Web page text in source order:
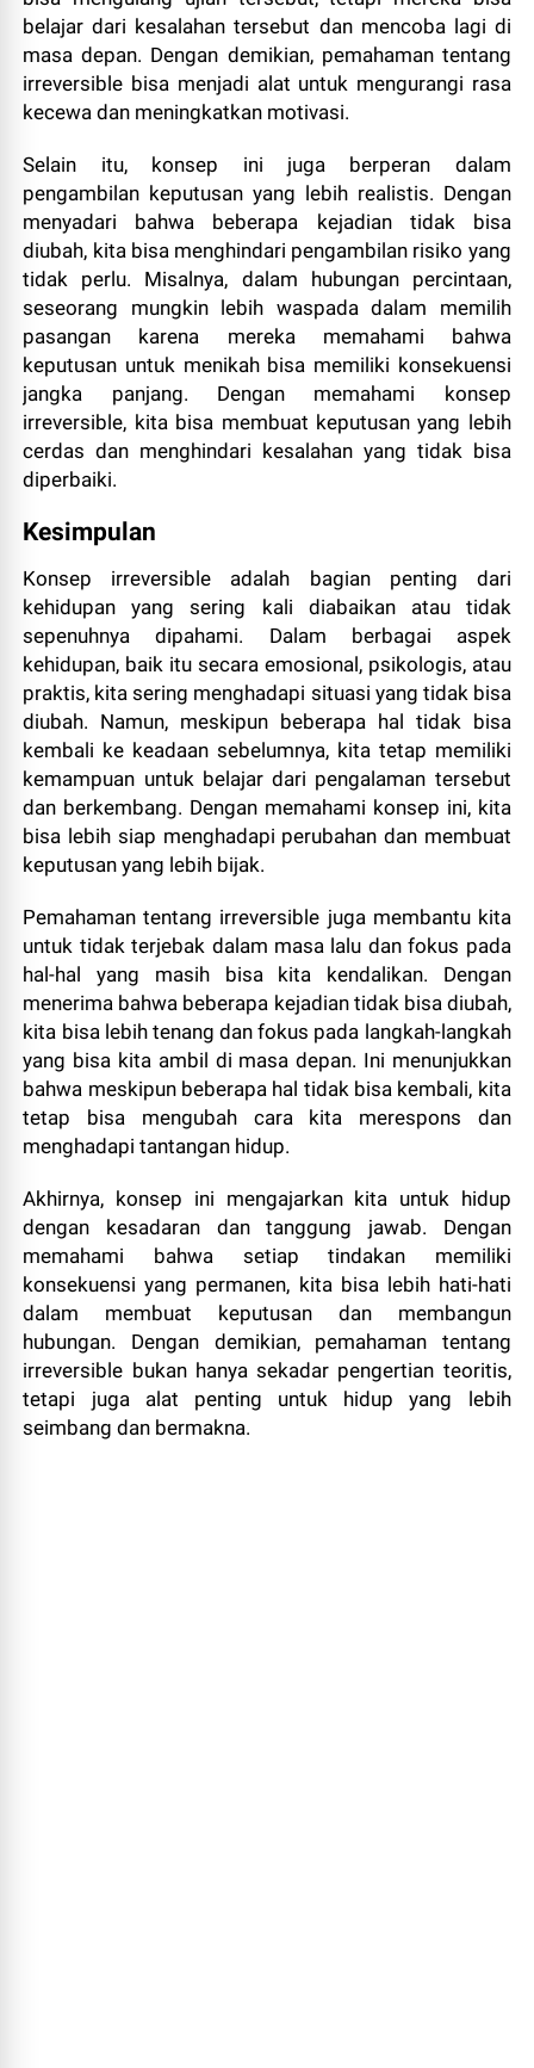
belajar dari kesalahan tersebut dan mencoba lagi di
masa depan. Dengan demikian, pemahaman tentang
irreversible bisa menjadi alat untuk mengurangi rasa
kecewa dan meningkatkan motivasi.
Selain itu, konsep ini juga berperan dalam
pengambilan keputusan yang lebih realistis. Dengan
menyadari bahwa beberapa kejadian tidak bisa
diubah, kita bisa menghindari pengambilan risiko yang
tidak perlu. Misalnya, dalam hubungan percintaan,
seseorang mungkin lebih waspada dalam memilih
pasangan karena mereka memahami bahwa
keputusan untuk menikah bisa memiliki konsekuensi
jangka panjang. Dengan memahami konsep
irreversible, kita bisa membuat keputusan yang lebih
cerdas dan menghindari kesalahan yang tidak bisa
diperbaiki.
Kesimpulan
Konsep irreversible adalah bagian penting dari
kehidupan yang sering kali diabaikan atau tidak
sepenuhnya dipahami. Dalam berbagai aspek
kehidupan, baik itu secara emosional, psikologis, atau
praktis, kita sering menghadapi situasi yang tidak bisa
diubah. Namun, meskipun beberapa hal tidak bisa
kembali ke keadaan sebelumnya, kita tetap memiliki
kemampuan untuk belajar dari pengalaman tersebut
dan berkembang. Dengan memahami konsep ini, kita
bisa lebih siap menghadapi perubahan dan membuat
keputusan yang lebih bijak.
Pemahaman tentang irreversible juga membantu kita
untuk tidak terjebak dalam masa lalu dan fokus pada
hal-hal yang masih bisa kita kendalikan. Dengan
menerima bahwa beberapa kejadian tidak bisa diubah,
kita bisa lebih tenang dan fokus pada langkah-langkah
yang bisa kita ambil di masa depan. Ini menunjukkan
bahwa meskipun beberapa hal tidak bisa kembali, kita
tetap bisa mengubah cara kita merespons dan
menghadapi tantangan hidup.
Akhirnya, konsep ini mengajarkan kita untuk hidup
dengan kesadaran dan tanggung jawab. Dengan
memahami bahwa setiap tindakan memiliki
konsekuensi yang permanen, kita bisa lebih hati-hati
dalam membuat keputusan dan membangun
hubungan. Dengan demikian, pemahaman tentang
irreversible bukan hanya sekadar pengertian teoritis,
tetapi juga alat penting untuk hidup yang lebih
seimbang dan bermakna.